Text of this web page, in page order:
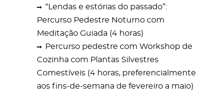
“Lendas e estórias do passado”:
Percurso Pedestre Noturno com
Meditação Guiada (4 horas)
Percurso pedestre com Workshop de
Cozinha com Plantas Silvestres
Comestíveis (4 horas, preferencialmente
aos fins-de-semana de fevereiro a maio)